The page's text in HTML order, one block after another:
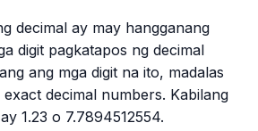
decimal ay may hangganang
digit pagkatapos ng decimal
ang mga digit na ito, madalas
decimal numbers. Kabilang
1.23 o 7.7894512554.